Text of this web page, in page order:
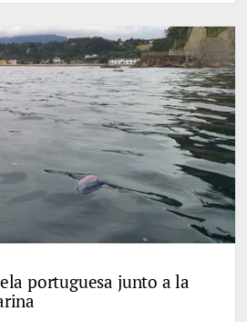
portuguesa junto a la